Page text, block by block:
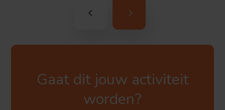
Gaat dit jouw activiteit
worden?